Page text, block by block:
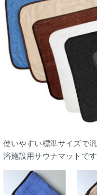
使いやすい標準サイズで
浴施設用サウナマットです